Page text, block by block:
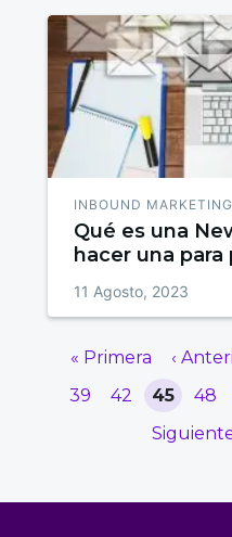
INBOUND MARKETING
Qué es una
hacer una
11 Agosto, 2023
« Primera ‹
39
42 45 48
Siguiente